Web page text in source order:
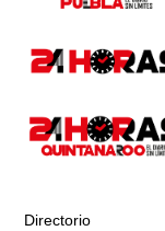
Directorio